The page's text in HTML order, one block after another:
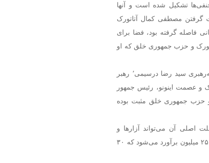
تشکیل شده است و آنها
گرفتن مصطفی کمال آتاتورک
فاصله گرفته بود، فضا برای
و حزب جمهوری خلق که او
اگرچه واقعه تونجلی یا درسیم که در آن، تظاهرکنندگان علوی به‌رهبری سید رضا درسیمی٬ رهبر
دولت آتاتورک و عصمت اینونو، رئیس جمهور
و حزب جمهوری خلق مثبت بوده
اصلی آن می‌تواند آزارها و
رنجش‌های تاریخی علیه آنها باشد، با وجود این، جمعیت این گروه ۲۵ میلیون برآورد می‌شود که ۳۰